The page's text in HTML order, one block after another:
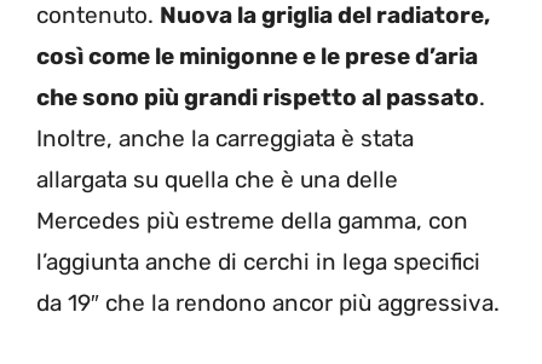
contenuto. Nuova la griglia del radiatore,
così come le minigonne e le prese d’aria
che sono più grandi rispetto al passato.
Inoltre, anche la carreggiata è stata
allargata su quella che è una delle
Mercedes più estreme della gamma, con
l’aggiunta anche di cerchi in lega specifici
da 19″ che la rendono ancor più aggressiva.